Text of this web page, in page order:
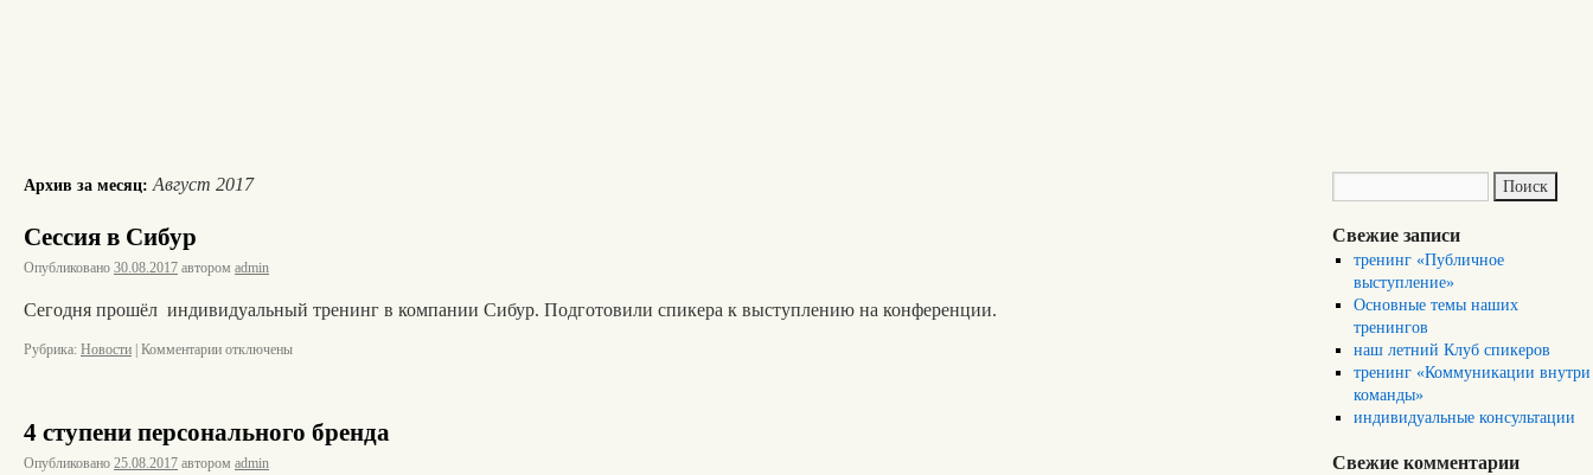
Архив за месяц:Август 2017
Сессия в Сибур
Опубликовано 30.08.2017 автором admin
Сегодня прошёл индивидуальный тренинг в компании Сибур. Подготовили спикера к выступлению на конференции.
Рубрика: Новости Комментарии отключены
4 ступени персонального бренда
Опубликовано 25.08.2017 автором admin
Свежие записи
тренинг «Публичное
выступление»
Основные темы наших
тренингов
наш летний Клуб спикеров
тренинг «Коммуникации внутри
команды»
индивидуальные консультации
Свежие комментарии